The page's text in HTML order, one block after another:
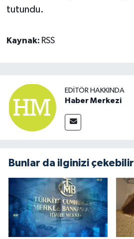
tutundu.
Kaynak: RSS
EDITÖR HAKKINDA
Haber Merkezi
Bunlar da ilginizi çekebilir